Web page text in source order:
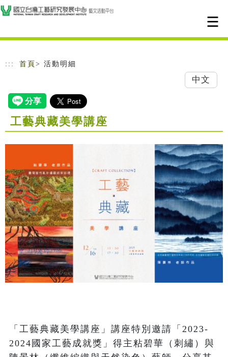
跳到主要內容
網站導覽
::: 首頁 > 活動明細
中文
工藝典藏美學講座
「工藝典藏美學講座」講座特別邀請「2023-
2024國家工藝成就獎」得主粘碧華（刺繡）與